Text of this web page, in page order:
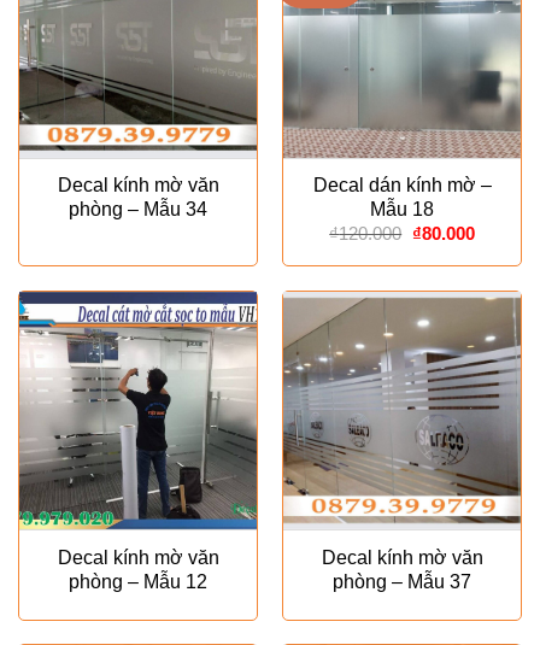
Decal kính mờ văn
phòng – Mẫu 34
Decal dán kính mờ –
Mẫu 18
₫120.000 Giá
là:
₫120.000.
₫80.000Giá
tại
là:
₫80.000.
Decal kính mờ văn
phòng – Mẫu 12
Decal kính mờ văn
phòng – Mẫu 37